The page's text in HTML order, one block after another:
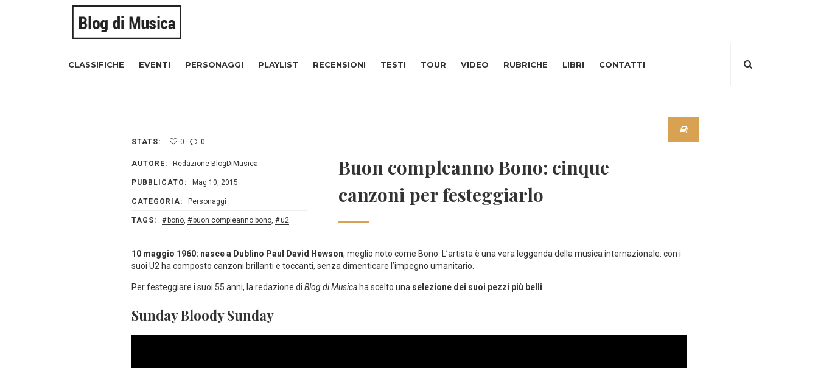
CLASSIFICHE EVENTI PERSONAGGI PLAYLIST RECENSIONI TESTI TOUR VIDEO RUBRICHE LIBRI CONTATTI
STATS: 0 0
AUTORE: Redazione BlogDiMusica
PUBBLICATO: Mag 10, 2015
CATEGORIA: Personaggi
TAGS: bono, buon compleanno bono, u2
Buon compleanno Bono: cinque
canzoni per festeggiarlo
10 maggio 1960: nasce a Dublino Paul David Hewson, meglio noto come Bono. L’artista è una vera leggenda della musica internazionale: con i
suoi U2 ha composto canzoni brillanti e toccanti, senza dimenticare l’impegno umanitario.
Per festeggiare i suoi 55 anni, la redazione di Blog di Musica ha scelto una selezione dei suoi pezzi più belli.
Sunday Bloody Sunday